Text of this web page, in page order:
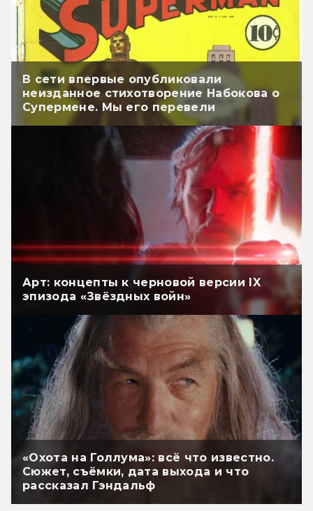
В сети впервые опубликовали
неизданное стихотворение Набокова о
Супермене. Мы его перевели
Арт: концепты к черновой версии IX
эпизода «Звёздных войн»
«Охота на Голлума»: всё что известно.
Сюжет, съёмки, дата выхода и что
рассказал Гэндальф